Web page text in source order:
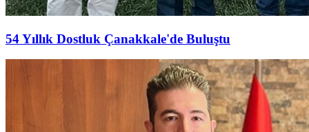
54 Yıllık Dostluk Çanakkale'de Buluştu